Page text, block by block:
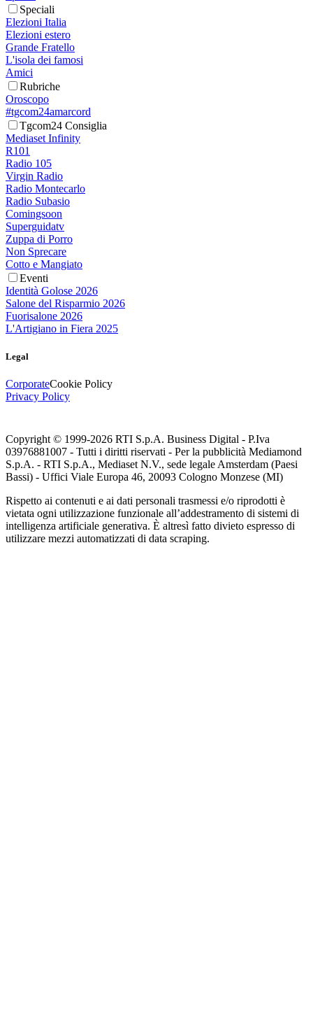
Speciali
Elezioni Italia
Elezioni estero
Grande Fratello
L'isola dei famosi
Amici
Rubriche
Oroscopo
#tgcom24amarcord
Tgcom24 Consiglia
Mediaset Infinity
R101
Radio 105
Virgin Radio
Radio Montecarlo
Radio Subasio
Comingsoon
Superguidatv
Zuppa di Porro
Non Sprecare
Cotto e Mangiato
Eventi
Identità Golose 2026
Salone del Risparmio 2026
Fuorisalone 2026
L'Artigiano in Fiera 2025
Legal
CorporateCookie Policy
Privacy Policy
Copyright © 1999-2026 RTI S.p.A. Business Digital - P.Iva
03976881007 - Tutti i diritti riservati - Per la pubblicità Mediamond
S.p.A. - RTI S.p.A., Mediaset N.V., sede legale Amsterdam (Paesi
Bassi) - Uffici Viale Europa 46, 20093 Cologno Monzese (MI)
Rispetto ai contenuti e ai dati personali trasmessi e/o riprodotti è
vietata ogni utilizzazione funzionale all’addestramento di sistemi di
intelligenza artificiale generativa. È altresì fatto divieto espresso di
utilizzare mezzi automatizzati di data scraping.